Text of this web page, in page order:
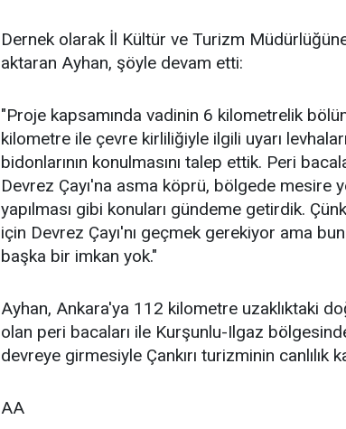
Dernek olarak İl Kültür ve Turizm
aktaran Ayhan, şöyle devam etti:
"Proje kapsamında vadinin 6 kilometrelik
kilometre ile çevre kirliliğiyle ilgili uyarı
bidonlarının konulmasını talep ettik. Peri
Devrez Çayı'na asma köprü, bölgede mesire
yapılması gibi konuları gündeme getirdik.
için Devrez Çayı'nı geçmek gerekiyor ama
başka bir imkan yok."
Ayhan, Ankara'ya 112 kilometre uzaklıktaki
olan peri bacaları ile Kurşunlu-Ilgaz
devreye girmesiyle Çankırı turizminin canlılık
AA